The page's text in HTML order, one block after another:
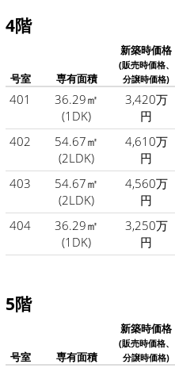
4階
号室 専有面積
新築時価格
(販売時価格、
分譲時価格)
401
36.29㎡
(1DK)
3,420万
円
402
54.67㎡
(2LDK)
4,610万
円
403
54.67㎡
(2LDK)
4,560万
円
404
36.29㎡
(1DK)
3,250万
円
5階
号室 専有面積
新築時価格
(販売時価格、
分譲時価格)